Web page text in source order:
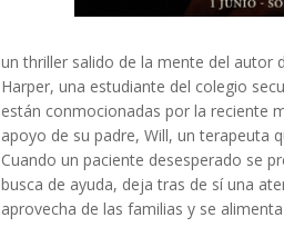
un thriller salido de la mente del autor
Harper, una estudiante del colegio
están conmocionadas por la reciente
apoyo de su padre, Will, un terapeuta
Cuando un paciente desesperado se
busca de ayuda, deja tras de sí una
aprovecha de las familias y se